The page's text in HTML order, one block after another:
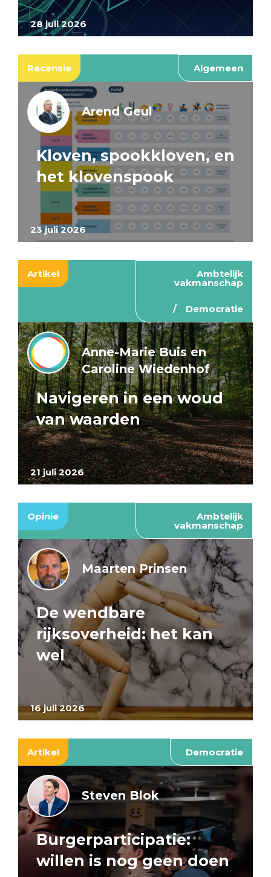
28 juli 2026
Recensie Algemeen
23 juli 2026
Arend Geul
Kloven, spookkloven, en
het klovenspook
Artikel Ambtelijk
vakmanschap
Democratie
21 juli 2026
Anne-Marie Buis en
Caroline Wiedenhof
Navigeren in een woud
van waarden
Opinie Ambtelijk
vakmanschap
16 juli 2026
Maarten Prinsen
De wendbare
rijksoverheid: het kan
wel
Artikel Democratie
Steven Blok
Burgerparticipatie:
willen is nog geen doen